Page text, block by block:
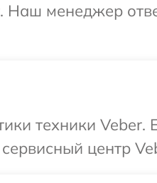
Наш менеджер
техники Veber.
центр